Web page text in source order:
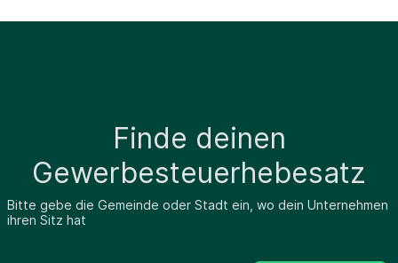
Finde deinen
Gewerbesteuerhebesatz
Bitte gebe die Gemeinde oder Stadt ein, wo dein Unternehmen
ihren Sitz hat